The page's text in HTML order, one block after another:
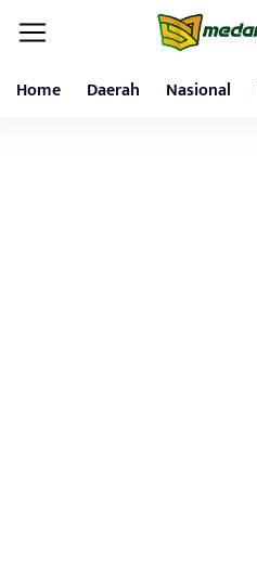
Home Daerah Nasional